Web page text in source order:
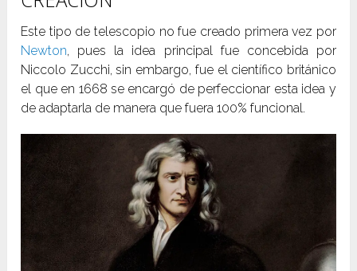
Este tipo de telescopio no fue creado primera vez por
Newton, pues la idea principal fue concebida por
Niccolo Zucchi, sin embargo, fue el científico británico
el que en 1668 se encargó de perfeccionar esta idea y
de adaptarla de manera que fuera 100% funcional.